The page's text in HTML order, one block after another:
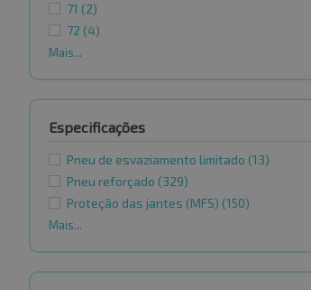
71 (2)
72 (4)
Mais...
Especificações
Pneu de esvaziamento limitado (13)
Pneu reforçado (329)
Proteção das jantes (MFS) (150)
Mais...